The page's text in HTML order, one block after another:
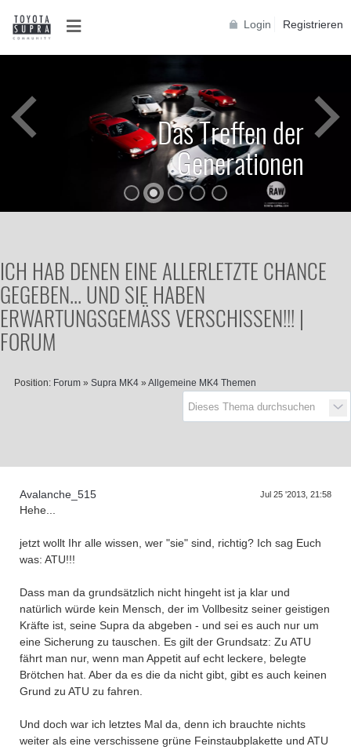
Login Registrieren
D
a
s
T
r
e
f
f
e
n
d
e
r
G
e
n
e
r
a
t
i
o
n
e
n
Das Treffen der
Generationen
ICH HAB DENEN EINE ALLERLETZTE CHANCE
GEGEBEN... UND SIE HABEN
ERWARTUNGSGEMÄSS VERSCHISSEN!!! | F
ORUM
Position: Forum » Supra MK4 » Allgemeine MK4 Themen
Avalanche_515 Jul 25 '2013, 21:58
Hehe...
jetzt wollt Ihr alle wissen, wer "sie" sind, richtig? Ich sag Euch
was: ATU!!!
Dass man da grundsätzlich nicht hingeht ist ja klar und
natürlich würde kein Mensch, der im Vollbesitz seiner geistigen
Kräfte ist, seine Supra da abgeben - und sei es auch nur um
eine Sicherung zu tauschen. Es gilt der Grundsatz: Zu ATU
fährt man nur, wenn man Appetit auf echt leckere, belegte
Brötchen hat. Aber da es die da nicht gibt, gibt es auch keinen
Grund zu ATU zu fahren.
Und doch war ich letztes Mal da, denn ich brauchte nichts
weiter als eine verschissene grüne Feinstaubplakette und ATU